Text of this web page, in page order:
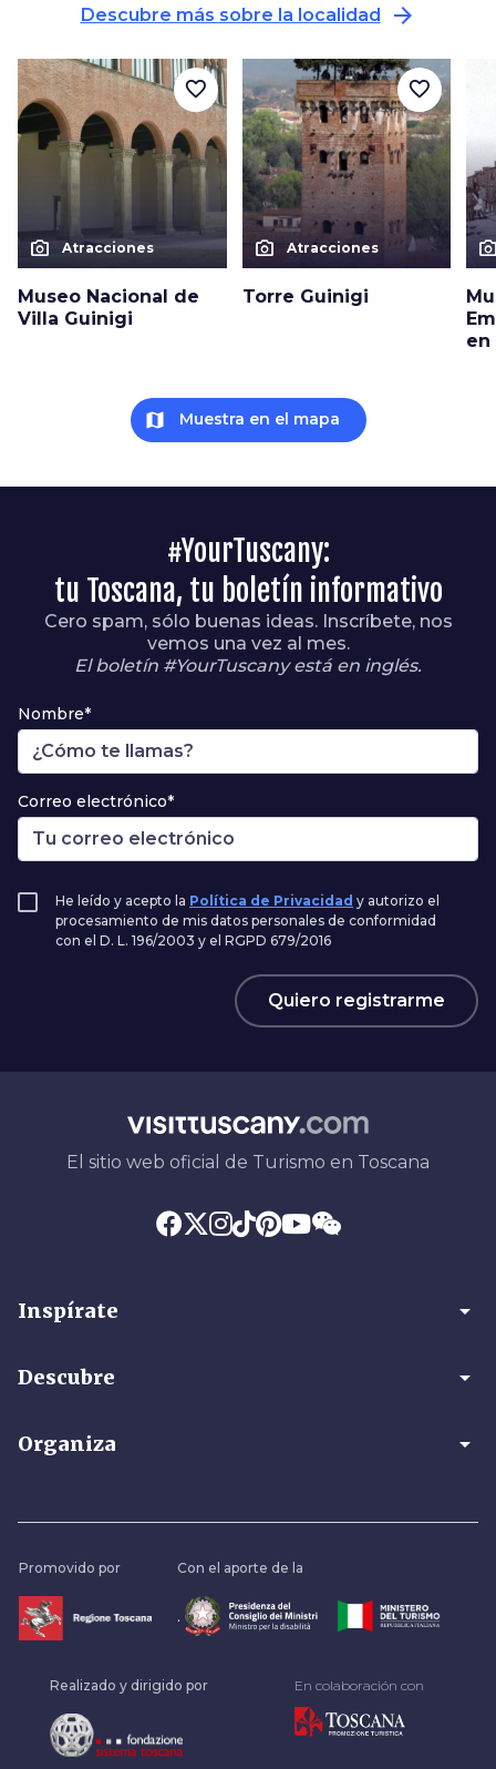
Descubre más sobre la localidad arrow_forward
photo_camera Atracciones
Museo Nacional de
Villa Guinigi
favorite_border
photo_camera Atracciones
Torre Guinigi
favorite_border
en
map Muestra en el mapa
#YourTuscany:
tu Toscana, tu boletín informativo
Cero spam, sólo buenas ideas. Inscríbete, nos
vemos una vez al mes.
El boletín #YourTuscany está en inglés.
Nombre*
Correo electrónico*
He leído y acepto la Política de Privacidad y autorizo el
procesamiento de mis datos personales de conformidad
con el D. L. 196/2003 y el RGPD 679/2016
Quiero registrarme
El sitio web oficial de Turismo en Toscana
Inspírate arrow_drop_down
Descubre arrow_drop_down
Organiza arrow_drop_down
Promovido por Con el aporte de la
.
Realizado y dirigido por En colaboración con